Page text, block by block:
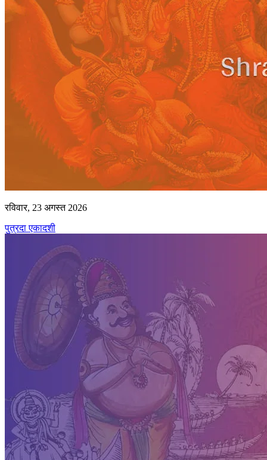
रविवार, 23 अगस्त 2026
पुत्रदा एकादशी